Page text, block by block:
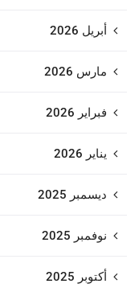
أبريل 2026
مارس 2026
فبراير 2026
يناير 2026
ديسمبر 2025
نوفمبر 2025
أكتوبر 2025